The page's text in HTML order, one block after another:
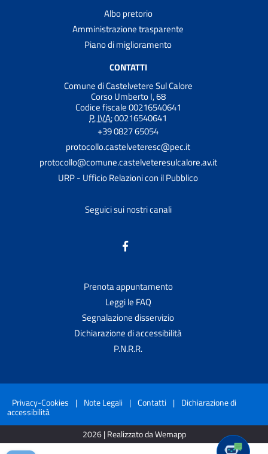
Albo pretorio
Amministrazione trasparente
Piano di miglioramento
CONTATTI
Comune di Castelvetere Sul Calore
Corso Umberto I, 68
Codice fiscale 00216540641
P. IVA:00216540641
+39 0827 65054
protocollo.castelveteresc@pec.it
protocollo@comune.castelveteresulcalore.av.it
URP - Ufficio Relazioni con il Pubblico
Seguici sui nostri canali
Prenota appuntamento
Leggi le FAQ
Segnalazione disservizio
Dichiarazione di accessibilità
P.N.R.R.
Privacy-Cookies | Note Legali | Contatti | Dichiarazione di
accessibilità
2026 | Realizzato da Wemapp